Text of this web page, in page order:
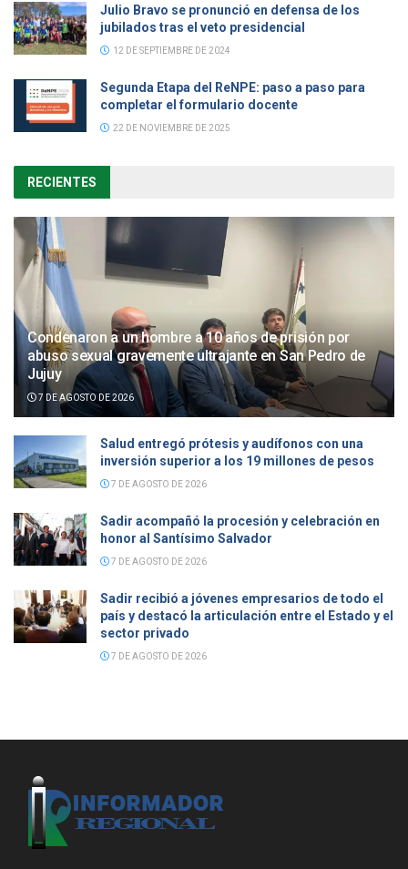
Julio Bravo se pronunció en defensa de los
jubilados tras el veto presidencial
12 DE SEPTIEMBRE DE 2024
Segunda Etapa del ReNPE: paso a paso para
completar el formulario docente
22 DE NOVIEMBRE DE 2025
RECIENTES
Condenaron a un hombre a 10 años de prisión por
abuso sexual gravemente ultrajante en San Pedro de
Jujuy
7 DE AGOSTO DE 2026
Salud entregó prótesis y audífonos con una
inversión superior a los 19 millones de pesos
7 DE AGOSTO DE 2026
Sadir acompañó la procesión y celebración en
honor al Santísimo Salvador
7 DE AGOSTO DE 2026
Sadir recibió a jóvenes empresarios de todo el
país y destacó la articulación entre el Estado y el
sector privado
7 DE AGOSTO DE 2026